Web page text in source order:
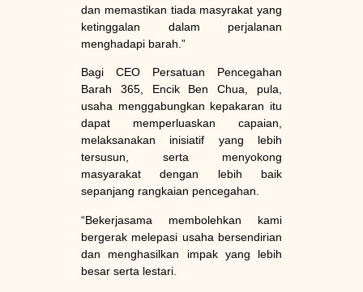
dan memastikan tiada masyrakat yang
ketinggalan dalam perjalanan
menghadapi barah.”
Bagi CEO Persatuan Pencegahan
Barah 365, Encik Ben Chua, pula,
usaha menggabungkan kepakaran itu
dapat memperluaskan capaian,
melaksanakan inisiatif yang lebih
tersusun, serta menyokong
masyarakat dengan lebih baik
sepanjang rangkaian pencegahan.
“Bekerjasama membolehkan kami
bergerak melepasi usaha bersendirian
dan menghasilkan impak yang lebih
besar serta lestari.